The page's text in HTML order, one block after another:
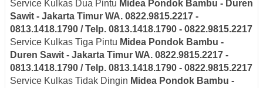
Service Kulkas Dua Pintu Midea Pondok Bambu - Duren
Sawit - Jakarta Timur WA. 0822.9815.2217 -
0813.1418.1790 / Telp. 0813.1418.1790 - 0822.9815.2217
Service Kulkas Tiga Pintu Midea Pondok Bambu -
Duren Sawit - Jakarta Timur WA. 0822.9815.2217 -
0813.1418.1790 / Telp. 0813.1418.1790 - 0822.9815.2217
Service Kulkas Tidak Dingin Midea Pondok Bambu -